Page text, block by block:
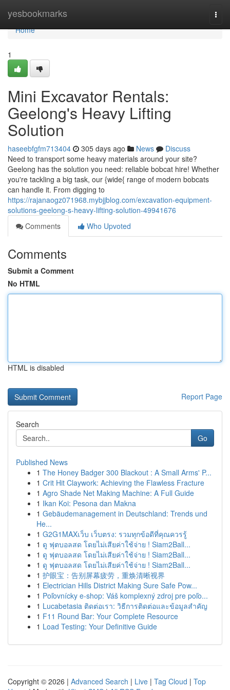
yesbookmarks
Home
Home
1
Mini Excavator Rentals:
Geelong's Heavy Lifting
Solution
haseebfgfm713404 305 days ago News
Discuss
Need to transport some heavy materials around your site?
Geelong has the solution you need: reliable bobcat hire! Whether
you're tackling a big task, our {wide{ range of modern bobcats
can handle it. From digging to
https://rajanaogz071968.mybjjblog.com/excavation-equipment-
solutions-geelong-s-heavy-lifting-solution-49941676
Comments
Who Upvoted
Comments
Submit a Comment
No HTML
HTML is disabled
Report Page
Search
Go
Published News
1 The Honey Badger 300 Blackout : A Small Arms' P...
1 Crit Hit Claywork: Achieving the Flawless Fracture
1 Agro Shade Net Making Machine: A Full Guide
1 Ikan Koi: Pesona dan Makna
1 Gebäudemanagement in Deutschland: Trends und
He...
1 G2G1MAXเว็บ เว็บตรง: รวมทุกข้อดีที่คุณควรรู้
1 ดู ฟุตบอลสด โดยไม่เสียค่าใช้จ่าย ! Siam2Ball...
1 ดู ฟุตบอลสด โดยไม่เสียค่าใช้จ่าย ! Siam2Ball...
1 ดู ฟุตบอลสด โดยไม่เสียค่าใช้จ่าย ! Siam2Ball...
1 护眼宝：告别屏幕疲劳，重焕清晰视界
1 Electrician Hills District Making Sure Safe Pow...
1 Poľovnícky e-shop: Váš komplexný zdroj pre poľo...
1 Lucabetasia ติดต่อเรา: วิธีการติดต่อและข้อมูลสำคัญ
1 F11 Round Bar: Your Complete Resource
1 Load Testing: Your Definitive Guide
Copyright © 2026 | Advanced Search | Live | Tag Cloud | Top